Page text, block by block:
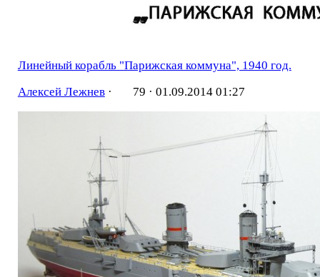
Линейный корабль "Парижская коммуна", 1940 год.
Алексей Лежнев· 79 · 01.09.2014 01:27